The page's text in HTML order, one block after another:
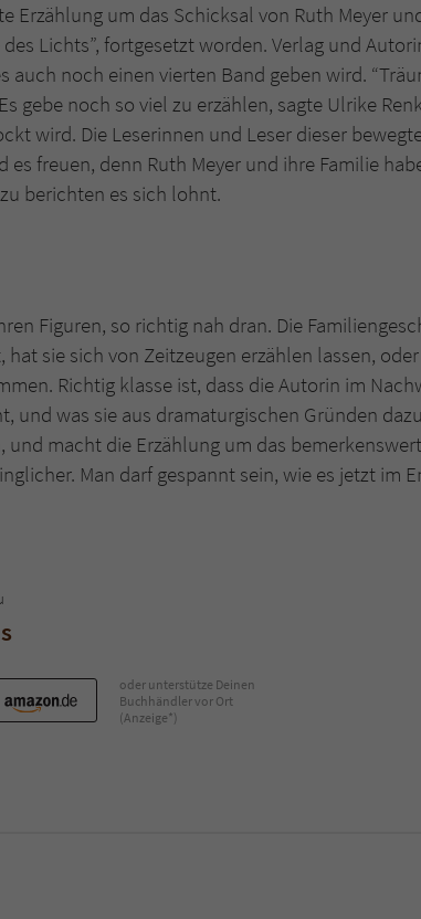
Erzählung um das Schicksal von Ruth Meyer
Lichts”, fortgesetzt worden. Verlag und
auch noch einen vierten Band geben wird.
gebe noch so viel zu erzählen, sagte Ulrike
wird. Die Leserinnen und Leser dieser
es freuen, denn Ruth Meyer und ihre Familie
berichten es sich lohnt.
Figuren, so richtig nah dran. Die
sie sich von Zeitzeugen erzählen lassen,
Richtig klasse ist, dass die Autorin im
und was sie aus dramaturgischen Gründen
und macht die Erzählung um das
Man darf gespannt sein, wie es jetzt im
oder unterstütze Deinen
Buchhändler vor Ort
(Anzeige*)